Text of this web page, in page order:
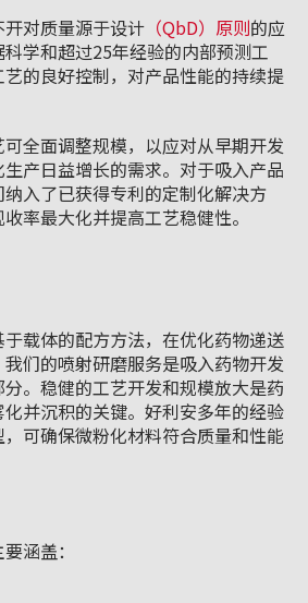
对质量源于设计 （QbD）原则的应
学和超过25年经验的内部预测工
的良好控制，对产品性能的持续提
全面调整规模，以应对从早期开发
产日益增长的需求。对于吸入产品
入了已获得专利的定制化解决方
率最大化并提高工艺稳健性。
载体的配方方法，在优化药物递送
们的喷射研磨服务是吸入药物开发
。稳健的工艺开发和规模放大是药
并沉积的关键。好利安多年的经验
可确保微粉化材料符合质量和性能
涵盖：